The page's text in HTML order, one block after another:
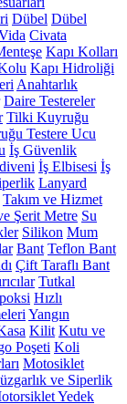
Dübel Dübel
Civata
Kapı Kolları
Kapı Hidroliği
Anahtarlık
Daire Testereler
Tilki Kuyruğu
Testere Ucu
İş Güvenlik
İş Elbisesi İş
Lanyard
Takım ve Hizmet
Şerit Metre Su
Silikon Mum
Bant Teflon Bant
Çift Taraflı Bant
Tutkal
Hızlı
Yangın
Kilit Kutu ve
Poşeti Koli
Motosiklet
ve Siperlik
Yedek